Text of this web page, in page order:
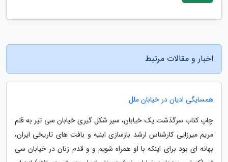
اخبار و مقالات مرتبط
همسایگی ادیان در خیابان ملل
چاپ کتاب سرگذشت یک خیابان، سیر شکل گیری خیابان سی تیر به قلم
مریم میرزایی کارشناس ارشد بازسازی ابنیه و بافت های تاریخی ایران،
بهانه ای بود برای اینکه با او همراه شویم و و قدم زنان در خیابان سی